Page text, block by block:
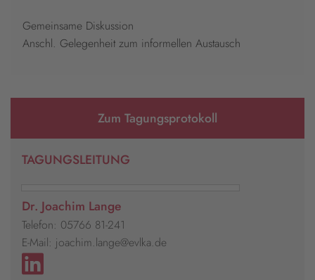
Gemeinsame Diskussion
Anschl. Gelegenheit zum informellen Austausch
Zum Tagungsprotokoll
TAGUNGSLEITUNG
Dr. Joachim Lange
Telefon: 05766 81-241
E-Mail: joachim.lange@evlka.de